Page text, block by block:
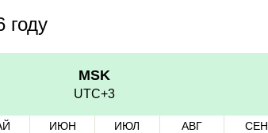
году
MSK
UTC+3
ИЮН ИЮЛ АВГ СЕН